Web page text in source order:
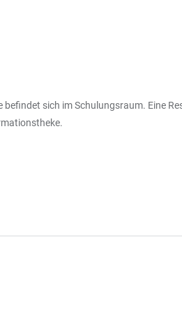
sich im Schulungsraum. Eine